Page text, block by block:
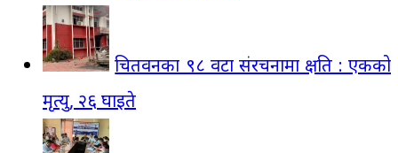
चितवनका ९८ वटा संरचनामा क्षति : एकको
मृत्यु, २६ घाइते